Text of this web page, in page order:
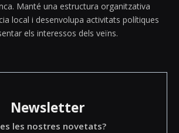
Manté una estructura organitzativa
local i desenvolupa activitats polítiques
els interessos dels veïns.
Newsletter
les nostres novetats?